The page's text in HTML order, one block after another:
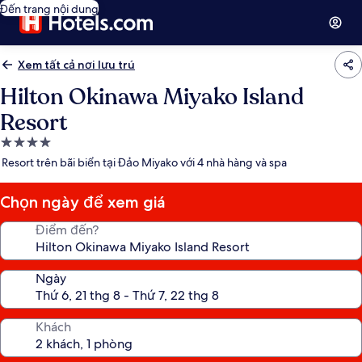
Đến trang nội dung
Xem tất cả nơi lưu trú
Hilton Okinawa Miyako Island
Resort
Nơi
lưu
4.0
sao
Resort trên bãi biển tại Đảo Miyako với 4 nhà hàng và spa
Chọn ngày để xem giá
Điểm đến?
Ngày
Khách